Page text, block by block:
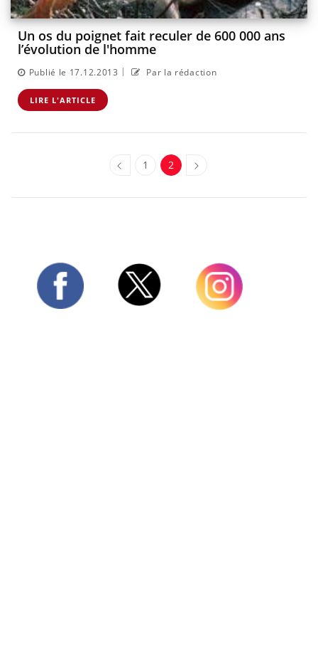
Un os du poignet fait reculer de 600 000 ans
l’évolution de l'homme
Publié le 17.12.2013 | Par la rédaction
LIRE L'ARTICLE
1 2